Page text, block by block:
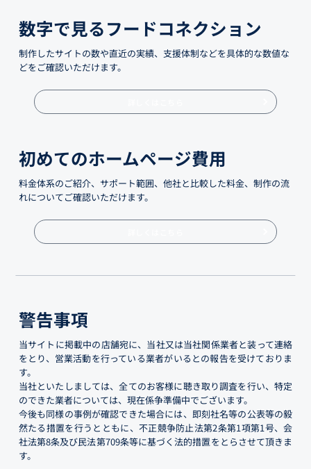
数字で見るフードコネクション
制作したサイトの数や直近の実績、支援体制などを具体的な数値な
どをご確認いただけます。
初めてのホームページ費用
料金体系のご紹介、サポート範囲、他社と比較した料金、制作の流
れについてご確認いただけます。
警告事項
当サイトに掲載中の店舗宛に、当社又は当社関係業者と装って連絡
をとり、営業活動を行っている業者がいるとの報告を受けておりま
す。
当社といたしましては、全てのお客様に聴き取り調査を行い、特定
のできた業者については、現在係争準備中でございます。
今後も同様の事例が確認できた場合には、即刻社名等の公表等の毅
然たる措置を行うとともに、不正競争防止法第2条第1項第1号、会
社法第8条及び民法第709条等に基づく法的措置をとらさせて頂きま
す。